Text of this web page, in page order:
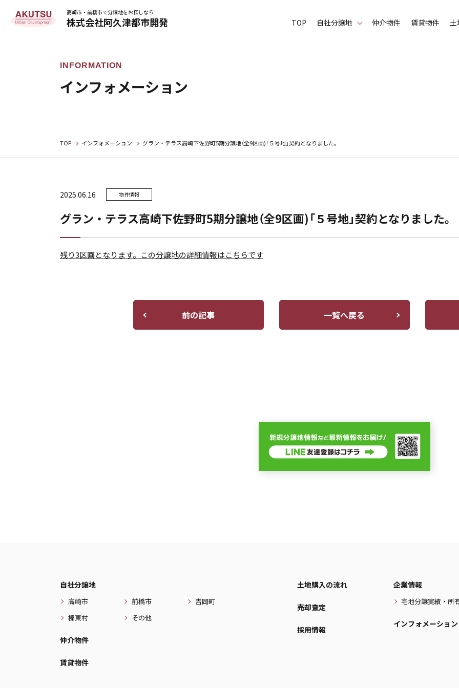
高崎市・前橋市で分譲地をお探しなら
株式会社阿久津都市開発 TOP ⾃社分譲地 仲介物件 賃貸物件 土
インフォメーション
TOP インフォメーション グラン・テラス高崎下佐野町5期分譲地（全9区画)「５号地」契約となりました。
2025.06.16 物件情報
グラン・テラス高崎下佐野町5期分譲地（全9区画)「５号地」契約となりました。
残り3区画となります。この分譲地の詳細情報はこちらです
前の記事 一覧へ戻る
自社分譲地
高崎市 前橋市
吉岡町
榛東村
その他
仲介物件
賃貸物件
土地購入の流れ
売却査定
採用情報
企業情報
宅地分譲実績・所
インフォメーション